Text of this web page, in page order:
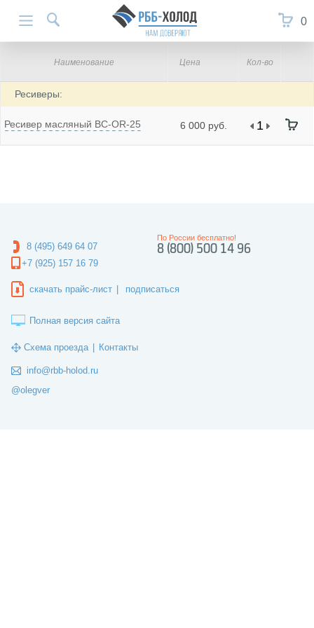
0
Наименование Цена Кол-во
Ресиверы:
Ресивер масляный BC-OR-25 6 000 руб.
8 (495) 649 64 07
+7 (925) 157 16 79
8 (800) 500 14 96
По России бесплатно!
скачать прайс-лист подписаться
Полная версия сайта
Схема проезда Контакты
info@rbb-holod.ru
@olegver